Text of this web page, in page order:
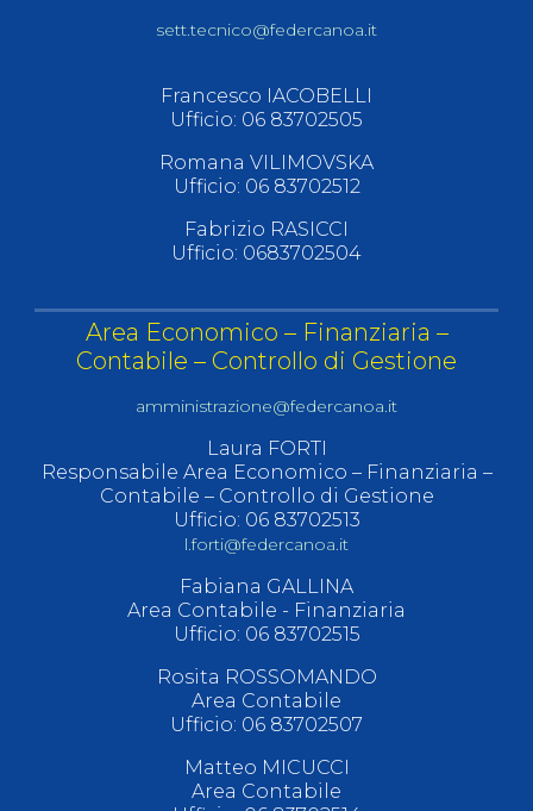
sett.tecnico@federcanoa.it
Francesco IACOBELLI
Ufficio: 06 83702505
Romana VILIMOVSKA
Ufficio: 06 83702512
Fabrizio RASICCI
Ufficio: 0683702504
Area Economico – Finanziaria –
Contabile – Controllo di Gestione
amministrazione@federcanoa.it
Laura FORTI
Responsabile Area Economico – Finanziaria –
Contabile – Controllo di Gestione
Ufficio: 06 83702513
l.forti@federcanoa.it
Fabiana GALLINA
Area Contabile - Finanziaria
Ufficio: 06 83702515
Rosita ROSSOMANDO
Area Contabile
Ufficio: 06 83702507
Matteo MICUCCI
Area Contabile